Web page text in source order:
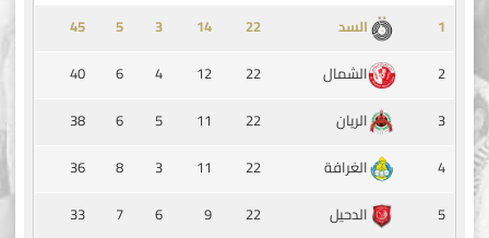
1
السد ‏22
14
3
5
45
2
الشمال 22
12
4
6
40
3
الريان 22
11
5
6
38
4
الغرافة 22
11
3
8
36
5
الدحيل 22
9
6
7
33